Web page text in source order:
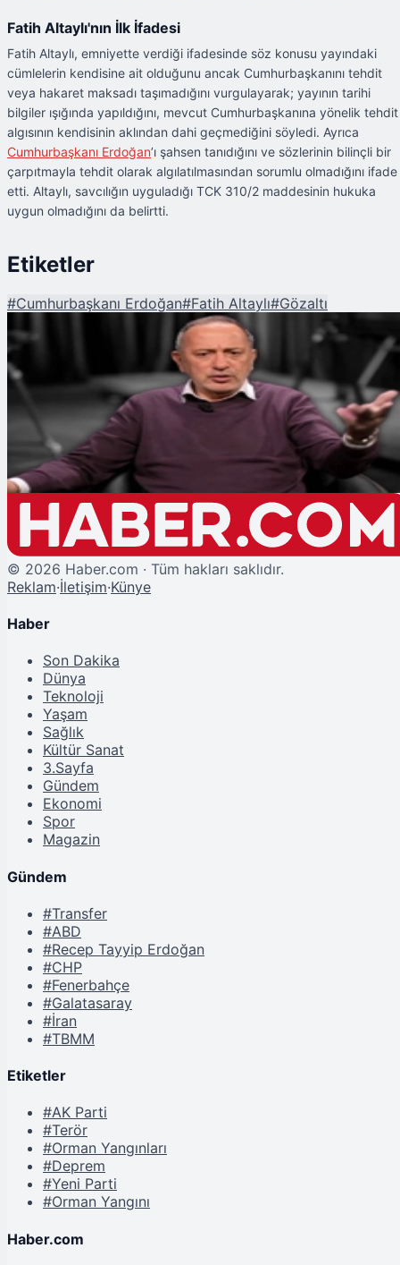
Fatih Altaylı'nın İlk İfadesi
Fatih Altaylı, emniyette verdiği ifadesinde söz konusu yayındaki
cümlelerin kendisine ait olduğunu ancak Cumhurbaşkanını tehdit
veya hakaret maksadı taşımadığını vurgulayarak; yayının tarihi
bilgiler ışığında yapıldığını, mevcut Cumhurbaşkanına yönelik tehdit
algısının kendisinin aklından dahi geçmediğini söyledi. Ayrıca
Cumhurbaşkanı Erdoğan’ı şahsen tanıdığını ve sözlerinin bilinçli bir
çarpıtmayla tehdit olarak algılatılmasından sorumlu olmadığını ifade
etti. Altaylı, savcılığın uyguladığı TCK 310/2 maddesinin hukuka
uygun olmadığını da belirtti.
Etiketler
#Cumhurbaşkanı Erdoğan#Fatih Altaylı#Gözaltı
Şu An Okunan
Fatih Altaylı Cumhurbaşkanına Hakaret Suçlamasıyla Gözaltına Alındı
© 2026 Haber.com · Tüm hakları saklıdır.
Reklam·İletişim·Künye
Haber
Son Dakika
Dünya
Teknoloji
Yaşam
Sağlık
Kültür Sanat
3.Sayfa
Gündem
Ekonomi
Spor
Magazin
Gündem
#Transfer
#ABD
#Recep Tayyip Erdoğan
#CHP
#Fenerbahçe
#Galatasaray
#İran
#TBMM
Etiketler
#AK Parti
#Terör
#Orman Yangınları
#Deprem
#Yeni Parti
#Orman Yangını
Haber.com